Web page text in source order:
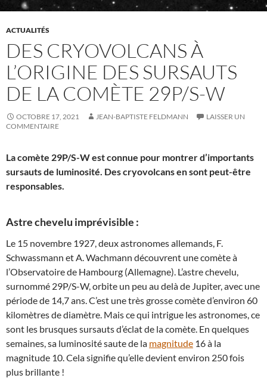
ACTUALITÉS
DES CRYOVOLCANS À
L’ORIGINE DES SURSAUTS
DE LA COMÈTE 29P/S-W
OCTOBRE 17, 2021 JEAN-BAPTISTE FELDMANN
LAISSER UN
COMMENTAIRE
La comète 29P/S-W est connue pour montrer d’importants
sursauts de luminosité. Des cryovolcans en sont peut-être
responsables.
Astre chevelu imprévisible :
Le 15 novembre 1927, deux astronomes allemands, F.
Schwassmann et A. Wachmann découvrent une comète à
l’Observatoire de Hambourg (Allemagne). L’astre chevelu,
surnommé 29P/S-W, orbite un peu au delà de Jupiter, avec une
période de 14,7 ans. C’est une très grosse comète d’environ 60
kilomètres de diamètre. Mais ce qui intrigue les astronomes, ce
sont les brusques sursauts d’éclat de la comète. En quelques
semaines, sa luminosité saute de la magnitude 16 à la
magnitude 10. Cela signifie qu’elle devient environ 250 fois
plus brillante !